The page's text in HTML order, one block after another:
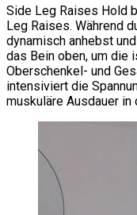
Side Leg Raises Hold
Leg Raises. Während
dynamisch anhebst
das Bein oben, um die
Oberschenkel- und
intensiviert die
muskuläre Ausdauer in